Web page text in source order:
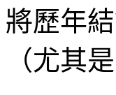
將歷年
（尤其是